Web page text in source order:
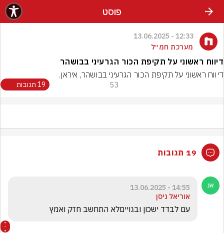
פוסט
12:33 - 13.06.2025
מערכת חמ״ל
דיווח ראשוני על תקיפת הכור הגרעיני בבושהר
דיווח ראשוני על תקיפת הכור הגרעיני בבושהר, איראן.
53 19 תגובות
19 תגובות
14:55 - 13.06.2025
אוריאל ניסן
עם לבדד ישכון ובגוייםלא התחשב חזק ואמץ